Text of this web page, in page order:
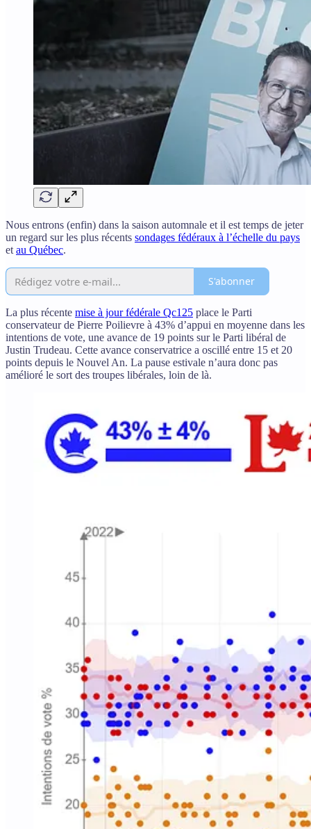
Nous entrons (enfin) dans la saison automnale et il est temps de jeter
un regard sur les plus récents sondages fédéraux à l’échelle du pays
et au Québec.
S'abonner
La plus récente mise à jour fédérale Qc125 place le Parti
conservateur de Pierre Poilievre à 43% d’appui en moyenne dans les
intentions de vote, une avance de 19 points sur le Parti libéral de
Justin Trudeau. Cette avance conservatrice a oscillé entre 15 et 20
points depuis le Nouvel An. La pause estivale n’aura donc pas
amélioré le sort des troupes libérales, loin de là.